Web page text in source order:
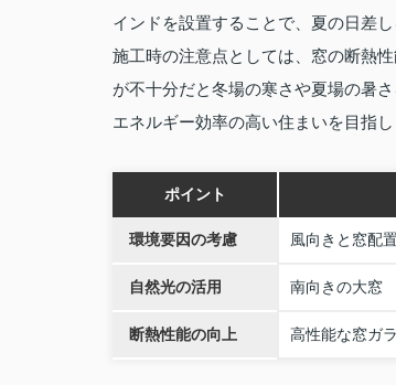
インドを設置することで、夏の日差
施工時の注意点としては、窓の断熱
が不十分だと冬場の寒さや夏場の暑
エネルギー効率の高い住まいを目指し
ポイント
環境要因の考慮 風向きと窓配
自然光の活用 南向きの大窓
断熱性能の向上 高性能な窓ガ